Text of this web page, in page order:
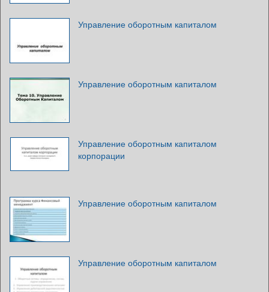
Управление оборотным капиталом
Управление оборотным капиталом
Управление оборотным капиталом
корпорации
Управление оборотным капиталом
Управление оборотным капиталом